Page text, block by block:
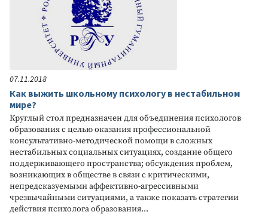
07.11.2018
Как выжить школьному психологу в нестабильном
мире?
Круглый стол предназначен для объединения психологов
образования с целью оказания профессиональной
консультативно-методической помощи в сложных
нестабильных социальных ситуациях, создание общего
поддерживающего пространства; обсуждения проблем,
возникающих в обществе в связи с критическими,
непредсказуемыми аффективно-агрессивными
чрезвычайными ситуациями, а также показать стратегии
действия психолога образования...